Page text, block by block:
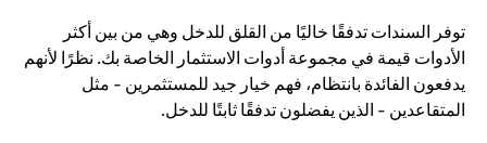
توفر السندات تدفقًا خاليًا من القلق للدخل وهي من بين أكثر
الأدوات قيمة في مجموعة أدوات الاستثمار الخاصة بك. نظرًا لأنهم
يدفعون الفائدة بانتظام، فهم خيار جيد للمستثمرين - مثل
المتقاعدين - الذين يفضلون تدفقًا ثابتًا للدخل.